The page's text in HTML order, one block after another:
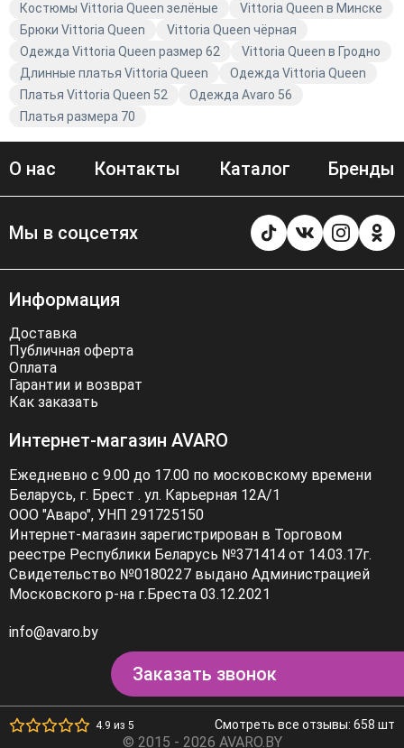
Костюмы Vittoria Queen зелёные
Vittoria Queen в Минске
Брюки Vittoria Queen
Vittoria Queen чёрная
Одежда Vittoria Queen размер 62
Vittoria Queen в Гродно
Длинные платья Vittoria Queen
Одежда Vittoria Queen
Платья Vittoria Queen 52
Одежда Avaro 56
Платья размера 70
О нас Контакты Каталог Бренды
Мы в соцсетях
Информация
Доставка
Публичная оферта
Оплата
Гарантии и возврат
Как заказать
Интернет-магазин AVARO
Ежедневно с 9.00 до 17.00 по московскому времени
Беларусь, г. Брест . ул. Карьерная 12А/1
ООО "Аваро", УНП 291725150
Интернет-магазин зарегистрирован в Торговом
реестре Республики Беларусь №371414 от 14.03.17г.
Свидетельство №0180227 выдано Администрацией
Московского р-на г.Бреста 03.12.2021
info@avaro.by
Заказать звонок
4.9 из 5 Смотреть все отзывы: 658 шт
© 2015 - 2026 AVARO.BY